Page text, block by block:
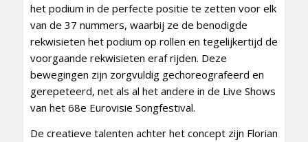
het podium in de perfecte positie te zetten voor elk
van de 37 nummers, waarbij ze de benodigde
rekwisieten het podium op rollen en tegelijkertijd de
voorgaande rekwisieten eraf rijden. Deze
bewegingen zijn zorgvuldig gechoreografeerd en
gerepeteerd, net als al het andere in de Live Shows
van het 68e Eurovisie Songfestival.
De creatieve talenten achter het concept zijn Florian